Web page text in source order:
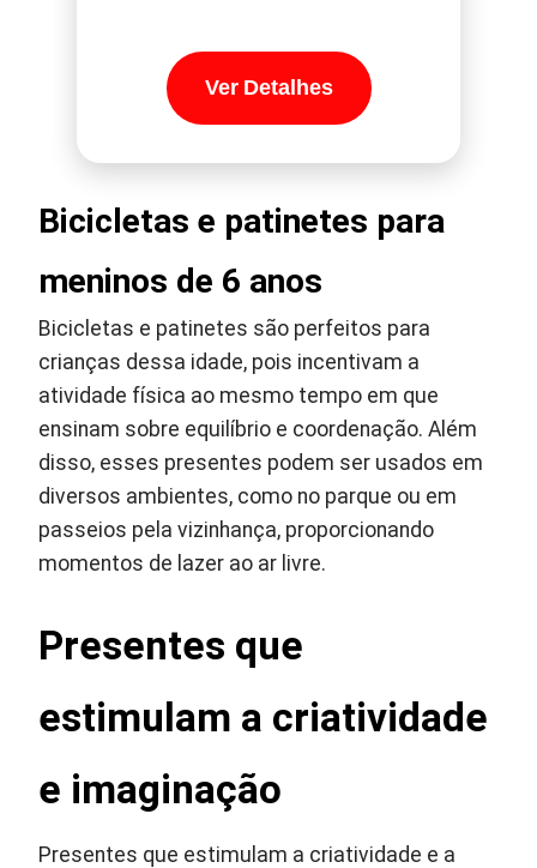
Ver Detalhes
Bicicletas e patinetes para
meninos de 6 anos
Bicicletas e patinetes são perfeitos para
crianças dessa idade, pois incentivam a
atividade física ao mesmo tempo em que
ensinam sobre equilíbrio e coordenação. Além
disso, esses presentes podem ser usados em
diversos ambientes, como no parque ou em
passeios pela vizinhança, proporcionando
momentos de lazer ao ar livre.
Presentes que
estimulam a criatividade
e imaginação
Presentes que estimulam a criatividade e a